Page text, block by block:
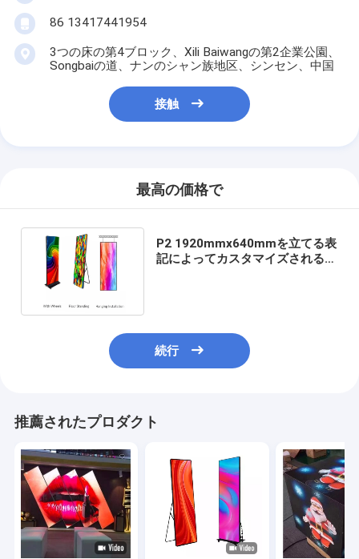
86 13417441954
3つの床の第4ブロック、Xili Baiwangの第2企業公園、
Songbaiの道、ナンのシャン族地区、シンセン、中国
接触
最高の価格で
P2 1920mmx640mmを立てる表
記によってカスタマイズされる導
続行
推薦されたプロダクト